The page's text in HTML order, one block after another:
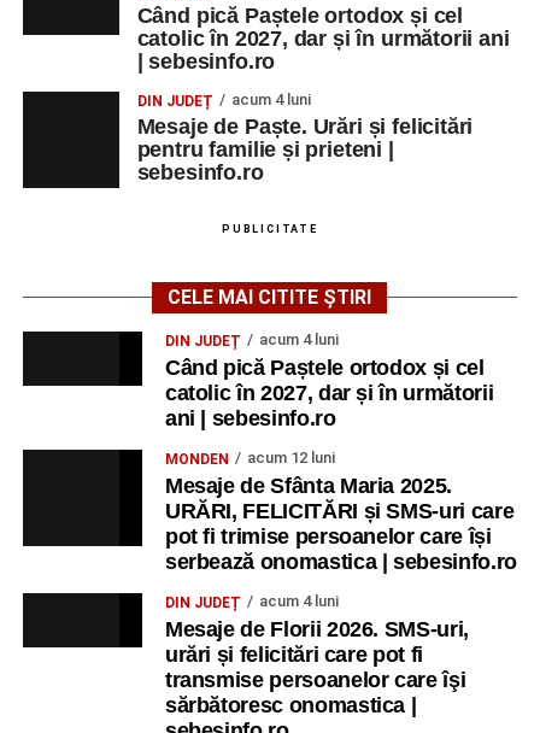
Când pică Paștele ortodox și cel
catolic în 2027, dar și în următorii ani
| sebesinfo.ro
DIN JUDEȚ acum 4 luni
Mesaje de Paște. Urări și felicitări
pentru familie și prieteni |
sebesinfo.ro
PUBLICITATE
CELE MAI CITITE ȘTIRI
DIN JUDEȚ acum 4 luni
Când pică Paștele ortodox și cel
catolic în 2027, dar și în următorii
ani | sebesinfo.ro
MONDEN acum 12 luni
Mesaje de Sfânta Maria 2025.
URĂRI, FELICITĂRI și SMS-uri care
pot fi trimise persoanelor care își
serbează onomastica | sebesinfo.ro
DIN JUDEȚ acum 4 luni
Mesaje de Florii 2026. SMS-uri,
urări și felicitări care pot fi
transmise persoanelor care îşi
sărbătoresc onomastica |